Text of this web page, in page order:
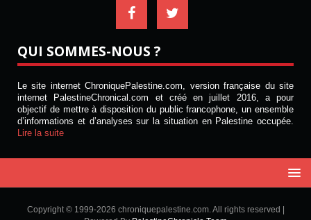
QUI SOMMES-NOUS ?
Le site internet ChroniquePalestine.com, version française du site
internet PalestineChronical.com et créé en juillet 2016, a pour
objectif de mettre à disposition du public francophone, un ensemble
d’informations et d’analyses sur la situation en Palestine occupée.
Lire la suite
Copyright © 1999-2026 chroniquepalestine.com. All rights reserved |